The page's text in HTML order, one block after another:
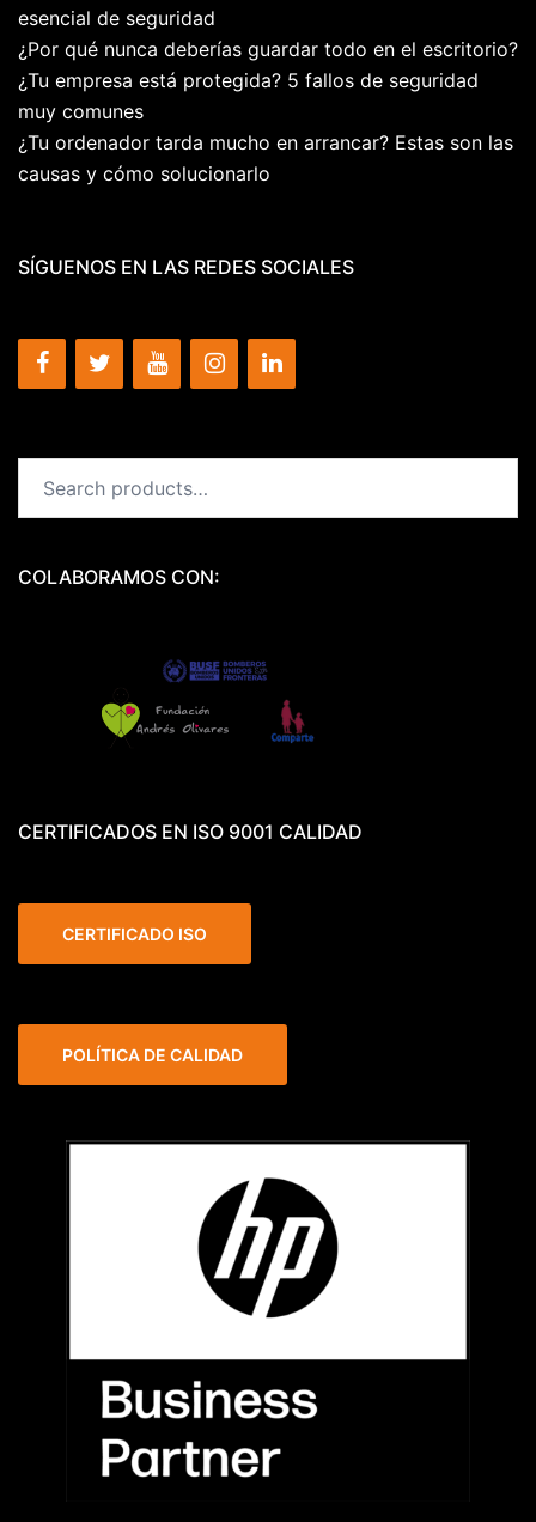
esencial de seguridad
¿Por qué nunca deberías guardar todo en el escritorio?
¿Tu empresa está protegida? 5 fallos de seguridad
muy comunes
¿Tu ordenador tarda mucho en arrancar? Estas son las
causas y cómo solucionarlo
SÍGUENOS EN LAS REDES SOCIALES
COLABORAMOS CON:
CERTIFICADOS EN ISO 9001 CALIDAD
CERTIFICADO ISO
POLÍTICA DE CALIDAD